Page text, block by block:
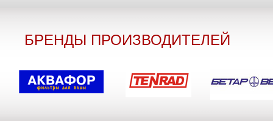
БРЕНДЫ ПРОИЗВОДИТЕЛЕЙ